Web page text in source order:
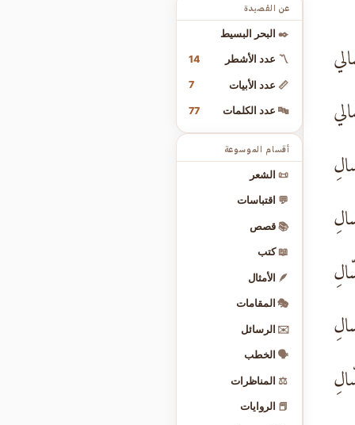
عن القصيدة
✒️ البحر البسيط
〽️ عدد الأشطر 14
📏 عدد الأبيات 7
🔤 عدد الكلمات 77
أقسام الموسوعة
📜 الشعر
💬 اقتباسات
📚 قصص
📖 كتب
🪶 الأمثال
🎭 المقامات
✉️ الرسائل
🗣️ الخطب
⚖️ المناظرات
📕 الروايات